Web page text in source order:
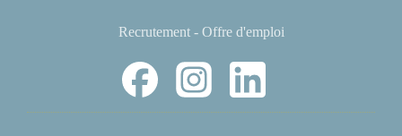
Recrutement - Offre d'emploi